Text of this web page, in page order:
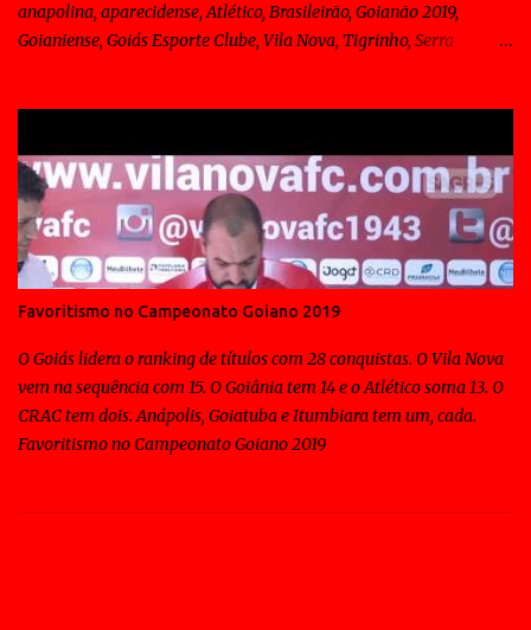
anapolina, aparecidense, Atlético, Brasileirão, Goianão 2019,
Goianiense, Goiás Esporte Clube, Vila Nova, Tigrinho, Serra
Favoritismo no Campeonato Goiano 2019
O Goiás lidera o ranking de títulos com 28 conquistas. O Vila Nova
vem na sequência com 15. O Goiânia tem 14 e o Atlético soma 13. O
CRAC tem dois. Anápolis, Goiatuba e Itumbiara tem um, cada.
Favoritismo no Campeonato Goiano 2019